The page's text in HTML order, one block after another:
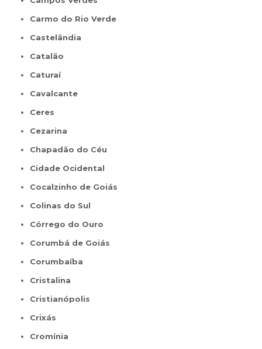
Carmo do Rio Verde
Castelândia
Catalão
Caturaí
Cavalcante
Ceres
Cezarina
Chapadão do Céu
Cidade Ocidental
Cocalzinho de Goiás
Colinas do Sul
Córrego do Ouro
Corumbá de Goiás
Corumbaíba
Cristalina
Cristianópolis
Crixás
Cromínia